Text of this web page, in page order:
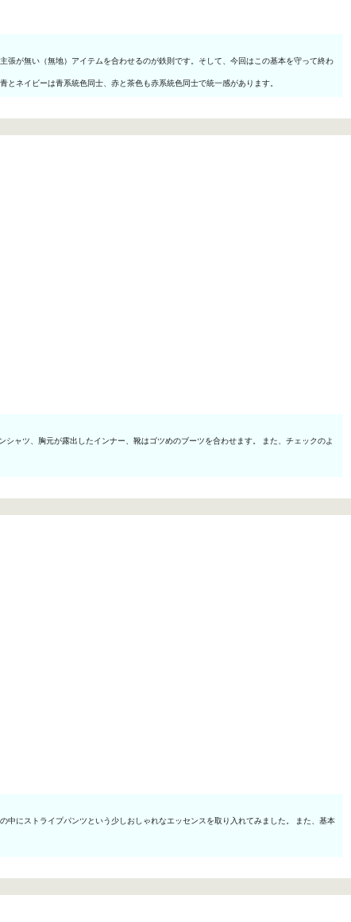
が無い（無地）アイテムを合わせるのが鉄則です。そして、今回はこの基本を守って終わ
ネイビーは青系統色同士、赤と茶色も赤系統色同士で統一感があります。
ャツ、胸元が露出したインナー、靴はゴツめのブーツを合わせます。 また、チェックのよ
にストライプパンツという少しおしゃれなエッセンスを取り入れてみました。 また、基本